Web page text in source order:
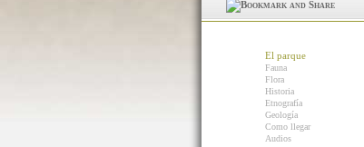
El parque
Fauna
Flora
Historia
Etnografía
Geología
Como llegar
Audios